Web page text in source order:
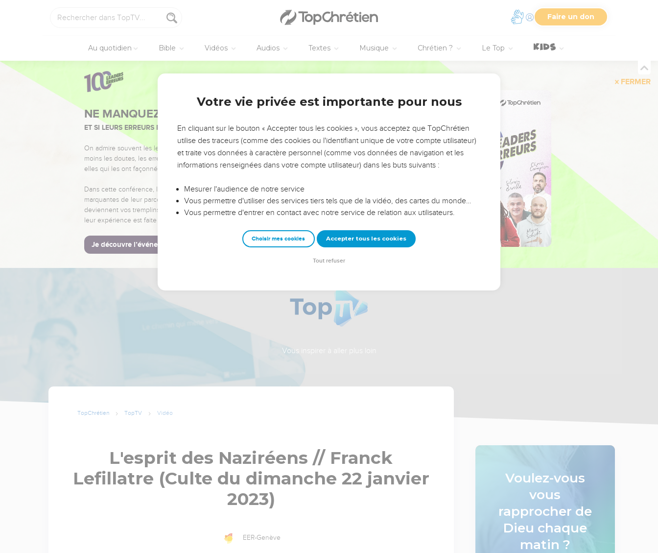
Faire un don
Au quotidien Bible Vidéos Audios Textes Musique Chrétien ? Le Top
FERMER
NE MANQUEZ PAS L’ÉVÉNEMENT DE L’ANNÉE !
ET SI LEURS ERREURS POUVAIENT VOUS ÉVITER LES VOTRES ?
On admire souvent les leaders pour leurs réussites, leur impact, leur foi ou leur vision. Mais on voit
moins les doutes, les erreurs et les saisons difficiles qu'ils ont traversés, alors même que ce sont
elles qui les ont façonnés.
Dans cette conférence, leaders, entrepreneurs, et responsables reviennent sur les erreurs
marquantes de leur parcours et les clés pour avancer avec plus de sagesse afin que leurs erreurs
deviennent vos tremplins. Que vous guidiez un ministère, une équipe, un groupe ou une famille,
leur expérience est faite pour vous.
Je découvre l’événement
Vous inspirer à aller plus loin
TopChrétien TopTV Vidéo
L'esprit des Naziréens // Franck
Lefillatre (Culte du dimanche 22 janvier
2023)
EER-Genève
Voulez-vous
vous
rapprocher de
Dieu chaque
matin ?
Votre vie privée est importante pour nous
En cliquant sur le bouton « Accepter tous les cookies », vous acceptez que TopChrétien
utilise des traceurs (comme des cookies ou l'identifiant unique de votre compte utilisateur)
et traite vos données à caractère personnel (comme vos données de navigation et les
informations renseignées dans votre compte utilisateur) dans les buts suivants :
Mesurer l'audience de notre service
Vous permettre d'utiliser des services tiers tels que de la vidéo, des cartes du monde…
Vous permettre d'entrer en contact avec notre service de relation aux utilisateurs.
Choisir mes cookies Accepter tous les cookies
Tout refuser